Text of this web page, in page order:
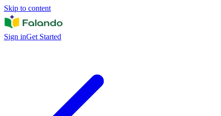
Skip to content
Sign inGet Started